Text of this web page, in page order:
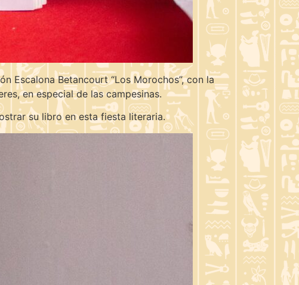
Escalona Betancourt “Los Morochos”, con la
en especial de las campesinas.
su libro en esta fiesta literaria.